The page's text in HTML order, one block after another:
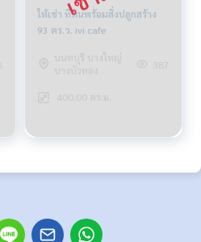
ให้เช่า ที่ดินพร้อมสิ่งปลูกสร้าง
93 ตร.ว. ivi cafe
นนทบุรี บางใหญ่
บางบัวทอง
387
400.00 ตร.ม.